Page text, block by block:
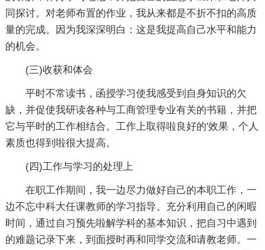
同探讨。对老师布置的作业，我从来都是不折不扣的高质
量的完成。因为我深深明白：这是我提高自己水平和能力
的机会。
(三)收获和体会
平时不常读书，函授学习使我感受到自身知识的欠
缺，并促使我研读各种与工商管理专业有关的书籍，并把
它与平时的工作相结合。工作上取得啦良好的'效果，个人
素质也得到啦很大提高。
(四)工作与学习的处理上
在职工作期间，我一边尽力做好自己的本职工作，一
边不忘中科大任课教师的学习指导。充分利用自己的闲暇
时间，通过自习预先啦解学科的基本知识，把自习中遇到
的难题记录下来，到面授时再和同学交流和请教老师。一